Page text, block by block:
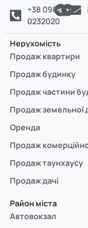
+38 098
0232020
Нерухомість
Продаж квартири
Продаж будинку
Продаж частини
Продаж земельної
Оренда
Продаж
Продаж таунхаусу
Продаж дачі
Район міста
Автовокзал